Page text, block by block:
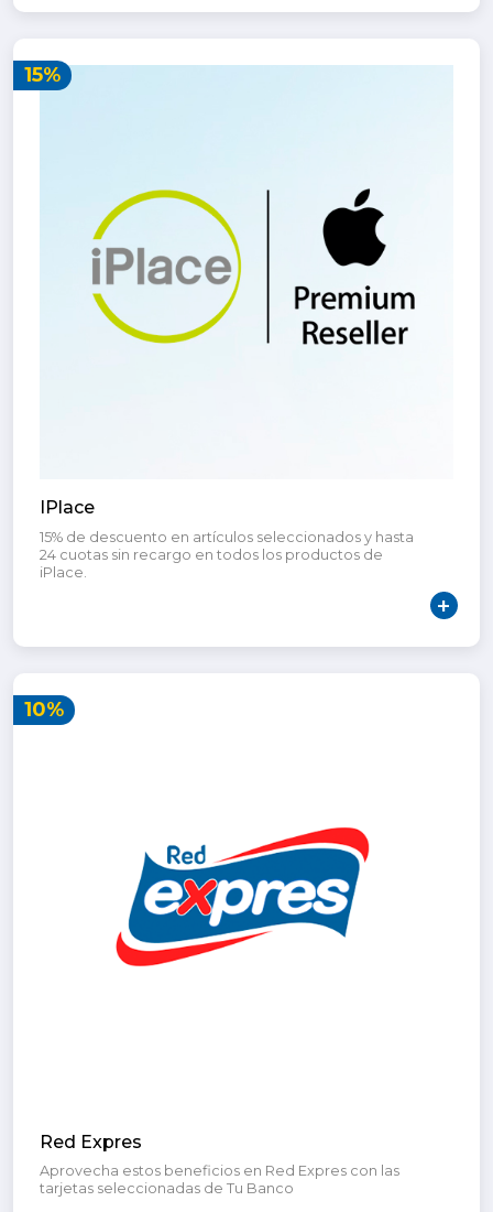
15%
IPlace
15% de descuento en artículos seleccionados y hasta
24 cuotas sin recargo en todos los productos de
iPlace.
10%
Red Expres
Aprovecha estos beneficios en Red Expres con las
tarjetas seleccionadas de Tu Banco